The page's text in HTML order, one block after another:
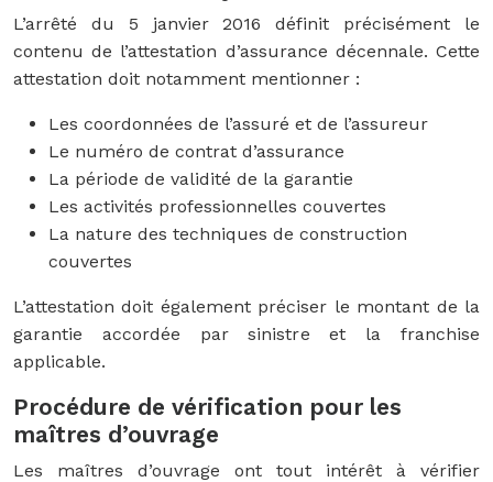
L’arrêté du 5 janvier 2016 définit précisément le
contenu de l’attestation d’assurance décennale. Cette
attestation doit notamment mentionner :
Les coordonnées de l’assuré et de l’assureur
Le numéro de contrat d’assurance
La période de validité de la garantie
Les activités professionnelles couvertes
La nature des techniques de construction
couvertes
L’attestation doit également préciser le montant de la
garantie accordée par sinistre et la franchise
applicable.
Procédure de vérification pour les
maîtres d’ouvrage
Les maîtres d’ouvrage ont tout intérêt à vérifier